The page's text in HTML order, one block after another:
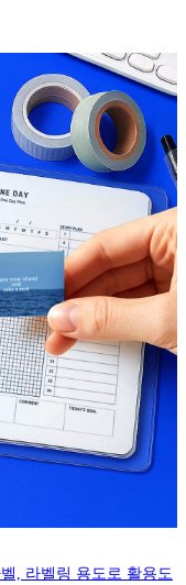
, 라벨링 용도로 활용도